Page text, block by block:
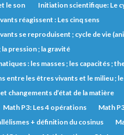
le son
Initiation scientifique: Le
réagissent : Les cinq sens
se reproduisent ; cycle de vie
pression ; la gravité
: les masses ; les capacités ;
les êtres vivants et le milieu ;
changements d’état de la matière
Math P3: Les 4 opérations Math
+ définition du cosinus